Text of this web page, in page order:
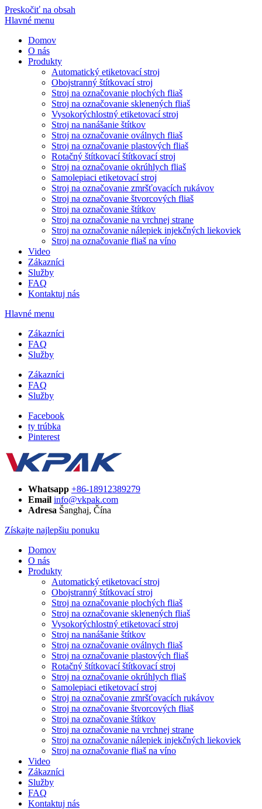
Preskočiť na obsah
Hlavné menu
Domov
O nás
Produkty
Automatický etiketovací stroj
Obojstranný štítkovací stroj
Stroj na označovanie plochých fliaš
Stroj na označovanie sklenených fliaš
Vysokorýchlostný etiketovací stroj
Stroj na nanášanie štítkov
Stroj na označovanie oválnych fliaš
Stroj na označovanie plastových fliaš
Rotačný štítkovací štítkovací stroj
Stroj na označovanie okrúhlych fliaš
Samolepiaci etiketovací stroj
Stroj na označovanie zmršťovacích rukávov
Stroj na označovanie štvorcových fliaš
Stroj na označovanie štítkov
Stroj na označovanie na vrchnej strane
Stroj na označovanie nálepiek injekčných liekoviek
Stroj na označovanie fliaš na víno
Video
Zákazníci
Služby
FAQ
Kontaktuj nás
Hlavné menu
Zákazníci
FAQ
Služby
Zákazníci
FAQ
Služby
Facebook
ty trúbka
Pinterest
Whatsapp +86-18912389279
Email info@vkpak.com
Adresa Šanghaj, Čína
Získajte najlepšiu ponuku
Domov
O nás
Produkty
Automatický etiketovací stroj
Obojstranný štítkovací stroj
Stroj na označovanie plochých fliaš
Stroj na označovanie sklenených fliaš
Vysokorýchlostný etiketovací stroj
Stroj na nanášanie štítkov
Stroj na označovanie oválnych fliaš
Stroj na označovanie plastových fliaš
Rotačný štítkovací štítkovací stroj
Stroj na označovanie okrúhlych fliaš
Samolepiaci etiketovací stroj
Stroj na označovanie zmršťovacích rukávov
Stroj na označovanie štvorcových fliaš
Stroj na označovanie štítkov
Stroj na označovanie na vrchnej strane
Stroj na označovanie nálepiek injekčných liekoviek
Stroj na označovanie fliaš na víno
Video
Zákazníci
Služby
FAQ
Kontaktuj nás